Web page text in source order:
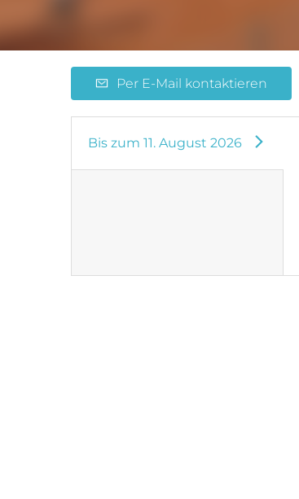
Per E-Mail kontaktieren
Bis zum 11. August 2026